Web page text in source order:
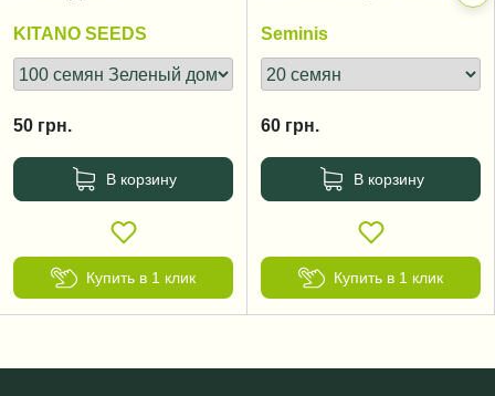
KITANO SEEDS
50 грн.
В корзину
Купить в 1 клик
Seminis
60 грн.
В корзину
Купить в 1 клик